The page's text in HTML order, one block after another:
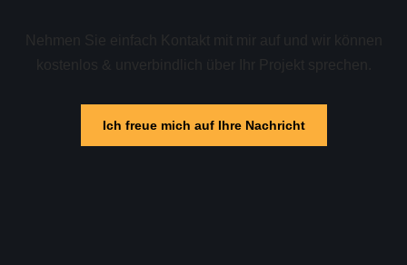
Nehmen Sie einfach Kontakt mit mir auf und wir können
kostenlos & unverbindlich über Ihr Projekt sprechen.
Ich freue mich auf Ihre Nachricht